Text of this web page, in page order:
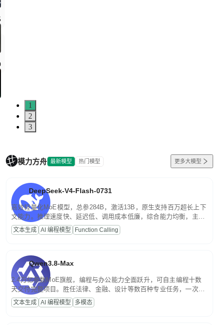
1
2
3
模力方舟 最新模型 热门模型 更多大模型
DeepSeek-V4-Flash-0731
高效轻量化MoE模型，总参284B，激活13B，原生支持百万超长上下
文能力。推理速度快、延迟低、调用成本低廉，综合能力均衡，主打
高并发、轻量化任务，适合日常对话、内容创作、基础 RAG、批量
文案处理等普惠刚需场景。
文本生成 AI 编程模型 Function Calling
Qwen3.8-Max
2.4万亿参数MoE旗舰，编程与办公能力全面跃升，可自主编程十数
天交付完整项目。胜任法律、金融、设计等数百种专业任务，一次对
话端到端交付生产级成果。原生视觉理解贯穿规划、执行与验证全流
程，支持超长文档与长视频的深度语义解析。长程任务中自主规划与
文本生成 AI 编程模型 多模态